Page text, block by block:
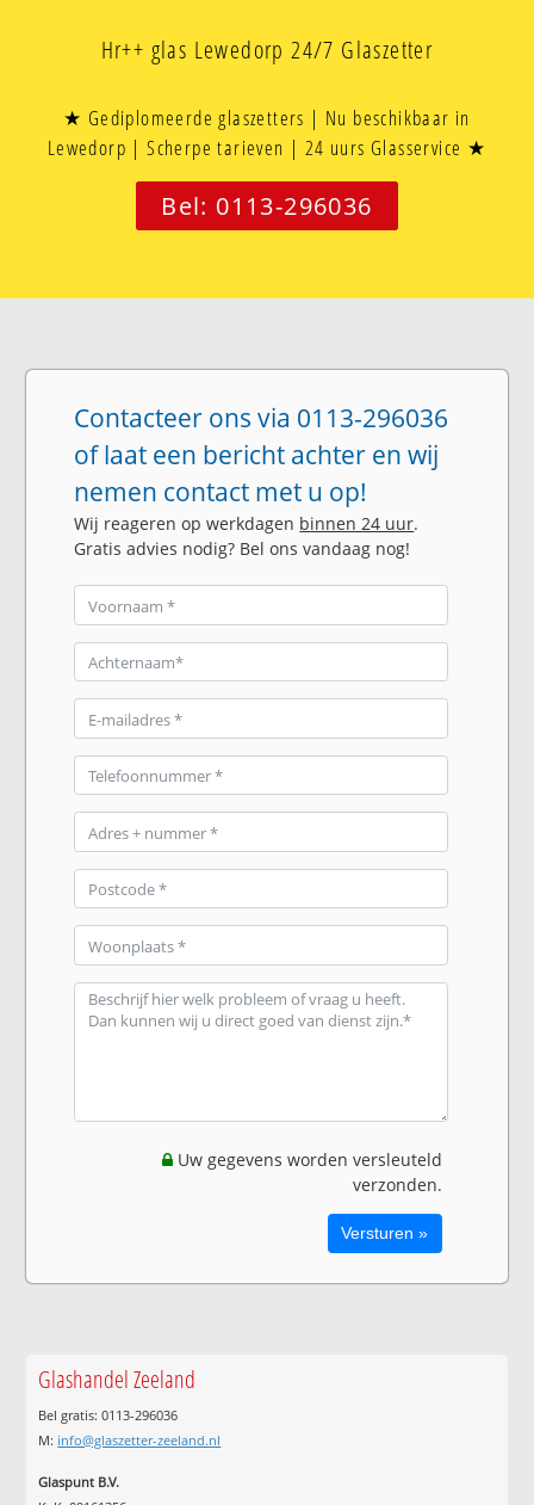
Hr++ glas Lewedorp 24/7 Glaszetter
★ Gediplomeerde glaszetters | Nu beschikbaar in
Lewedorp | Scherpe tarieven | 24 uurs Glasservice ★
Bel: 0113-296036
Contacteer ons via 0113-296036
of laat een bericht achter en wij
nemen contact met u op!
Wij reageren op werkdagen binnen 24 uur.
Gratis advies nodig? Bel ons vandaag nog!
Uw gegevens worden versleuteld
verzonden.
Glashandel Zeeland
Bel gratis: 0113-296036
M: info@glaszetter-zeeland.nl
Glaspunt B.V.